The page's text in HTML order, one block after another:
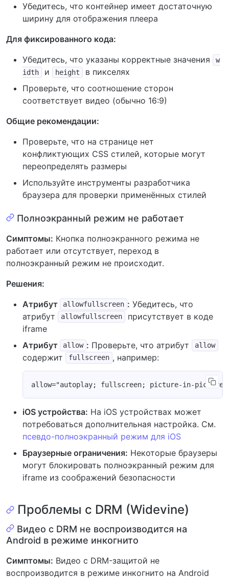
Убедитесь, что контейнер имеет достаточную
ширину для отображения плеера
Для фиксированного кода:
Убедитесь, что указаны корректные значения
w
idth
и height
в пикселях
Проверьте, что соотношение сторон
соответствует видео (обычно 16:9)
Общие рекомендации:
Проверьте, что на странице нет
конфликтующих CSS стилей, которые могут
переопределять размеры
Используйте инструменты разработчика
браузера для проверки применённых стилей
Полноэкранный режим не работает
Симптомы: Кнопка полноэкранного режима не
работает или отсутствует, переход в
полноэкранный режим не происходит.
Решения:
Атрибут
allowfullscreen : Убедитесь, что
атрибут
allowfullscreen
присутствует в коде
iframe
Атрибут
allow : Проверьте, что атрибут allow
содержит fullscreen , например:
iOS устройства: На iOS устройствах может
потребоваться дополнительная настройка. См.
псевдо-полноэкранный режим для iOS
Браузерные ограничения: Некоторые браузеры
могут блокировать полноэкранный режим для
iframe из соображений безопасности
Проблемы с DRM (Widevine)
Видео с DRM не воспроизводится на
Android в режиме инкогнито
Симптомы: Видео с DRM-защитой не
воспроизводится в режиме инкогнито на Android